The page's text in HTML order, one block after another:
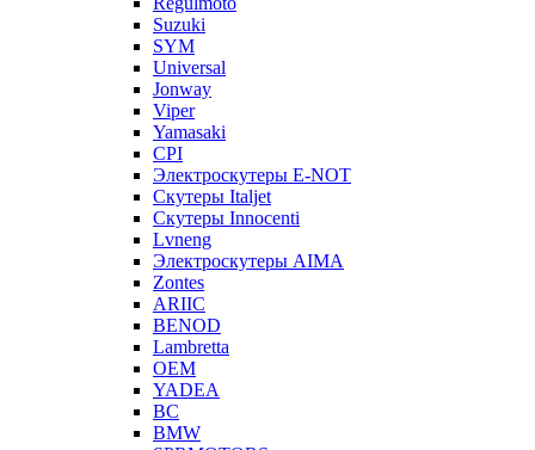
Suzuki
SYM
Universal
Jonway
Viper
Yamasaki
CPI
Электроскутеры E-NOT
Скутеры Italjet
Скутеры Innocenti
Lvneng
Электроскутеры AIMA
Zontes
ARIIC
BENOD
Lambretta
OEM
YADEA
BC
BMW